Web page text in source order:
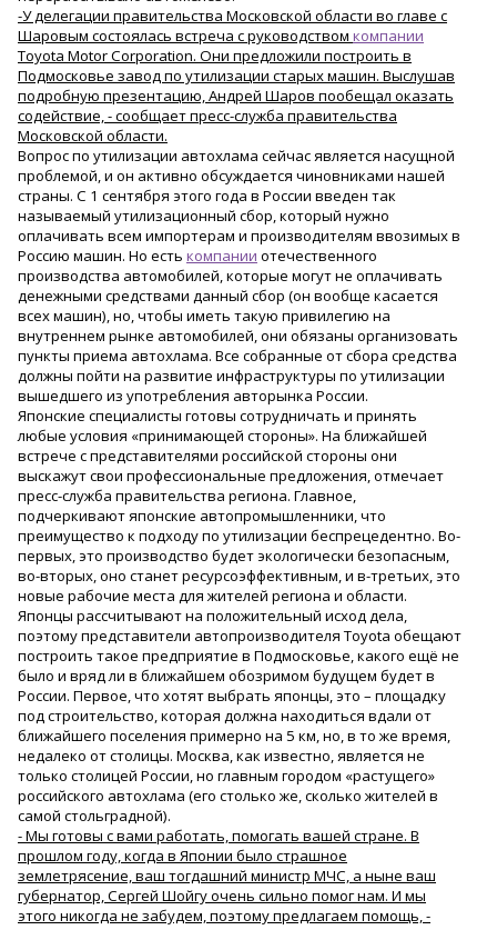
-У делегации правительства Московской области во главе с
Шаровым состоялась встреча с руководством компании
Toyota Motor Corporation. Они предложили построить в
Подмосковье завод по утилизации старых машин. Выслушав
подробную презентацию, Андрей Шаров пообещал оказать
содействие, - сообщает пресс-служба правительства
Московской области.
Вопрос по утилизации автохлама сейчас является насущной
проблемой, и он активно обсуждается чиновниками нашей
страны. С 1 сентября этого года в России введен так
называемый утилизационный сбор, который нужно
оплачивать всем импортерам и производителям ввозимых в
Россию машин. Но есть компании отечественного
производства автомобилей, которые могут не оплачивать
денежными средствами данный сбор (он вообще касается
всех машин), но, чтобы иметь такую привилегию на
внутреннем рынке автомобилей, они обязаны организовать
пункты приема автохлама. Все собранные от сбора средства
должны пойти на развитие инфраструктуры по утилизации
вышедшего из употребления авторынка России.
Японские специалисты готовы сотрудничать и принять
любые условия «принимающей стороны». На ближайшей
встрече с представителями российской стороны они
выскажут свои профессиональные предложения, отмечает
пресс-служба правительства региона. Главное,
подчеркивают японские автопромышленники, что
преимущество к подходу по утилизации беспрецедентно. Во-
первых, это производство будет экологически безопасным,
во-вторых, оно станет ресурсоэффективным, и в-третьих, это
новые рабочие места для жителей региона и области.
Японцы рассчитывают на положительный исход дела,
поэтому представители автопроизводителя Toyota обещают
построить такое предприятие в Подмосковье, какого ещё не
было и вряд ли в ближайшем обозримом будущем будет в
России. Первое, что хотят выбрать японцы, это – площадку
под строительство, которая должна находиться вдали от
ближайшего поселения примерно на 5 км, но, в то же время,
недалеко от столицы. Москва, как известно, является не
только столицей России, но главным городом «растущего»
российского автохлама (его столько же, сколько жителей в
самой стольградной).
- Мы готовы с вами работать, помогать вашей стране. В
прошлом году, когда в Японии было страшное
землетрясение, ваш тогдашний министр МЧС, а ныне ваш
губернатор, Сергей Шойгу очень сильно помог нам. И мы
этого никогда не забудем, поэтому предлагаем помощь, -